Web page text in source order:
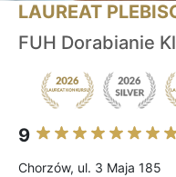
LAUREAT
FUH Dorabianie
9
Chorzów, ul. 3 Maja 185